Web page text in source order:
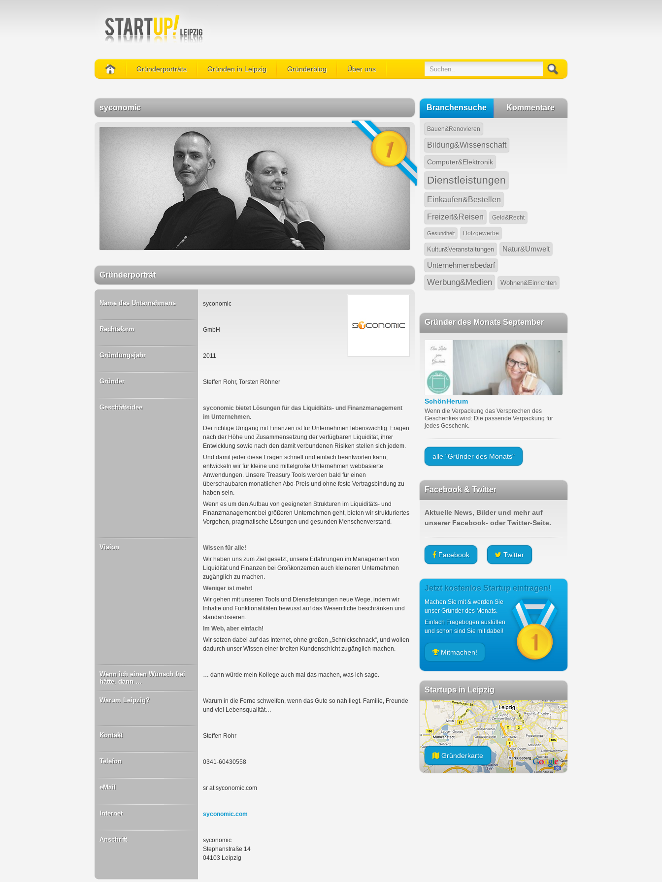
Gründerporträts Gründen in Leipzig Gründerblog Über uns
syconomic
Gründerporträt
Name des Unternehmens syconomic
Rechtsform GmbH
Gründungsjahr 2011
Gründer Steffen Rohr, Torsten Röhner
Geschäftsidee
syconomic bietet Lösungen für das Liquiditäts- und Finanzmanagement
im Unternehmen.
Der richtige Umgang mit Finanzen ist für Unternehmen lebenswichtig. Fragen
nach der Höhe und Zusammensetzung der verfügbaren Liquidität, ihrer
Entwicklung sowie nach den damit verbundenen Risiken stellen sich jedem.
Und damit jeder diese Fragen schnell und einfach beantworten kann,
entwickeln wir für kleine und mittelgroße Unternehmen webbasierte
Anwendungen. Unsere Treasury Tools werden bald für einen
überschaubaren monatlichen Abo-Preis und ohne feste Vertragsbindung zu
haben sein.
Wenn es um den Aufbau von geeigneten Strukturen im Liquiditäts- und
Finanzmanagement bei größeren Unternehmen geht, bieten wir strukturiertes
Vorgehen, pragmatische Lösungen und gesunden Menschenverstand.
Vision
Wissen für alle!
Wir haben uns zum Ziel gesetzt, unsere Erfahrungen im Management von
Liquidität und Finanzen bei Großkonzernen auch kleineren Unternehmen
zugänglich zu machen.
Weniger ist mehr!
Wir gehen mit unseren Tools und Dienstleistungen neue Wege, indem wir
Inhalte und Funktionalitäten bewusst auf das Wesentliche beschränken und
standardisieren.
Im Web, aber einfach!
Wir setzen dabei auf das Internet, ohne großen „Schnickschnack“, und wollen
dadurch unser Wissen einer breiten Kundenschicht zugänglich machen.
Wenn ich einen Wunsch frei
hätte, dann …
… dann würde mein Kollege auch mal das machen, was ich sage.
Warum Leipzig?
Warum in die Ferne schweifen, wenn das Gute so nah liegt. Familie, Freunde
und viel Lebensqualität…
Kontakt Steffen Rohr
Telefon 0341-60430558
eMail sr at syconomic.com
Internet syconomic.com
Anschrift
syconomic
Stephanstraße 14
04103 Leipzig
Branchensuche Kommentare
Bauen&Renovieren
Bildung&Wissenschaft
Computer&Elektronik
Dienstleistungen
Einkaufen&Bestellen
Freizeit&Reisen Geld&Recht
Gesundheit Holzgewerbe
Kultur&Veranstaltungen Natur&Umwelt
Unternehmensbedarf
Werbung&Medien Wohnen&Einrichten
Gründer des Monats September
SchönHerum
Wenn die Verpackung das Versprechen des
Geschenkes wird: Die passende Verpackung für
jedes Geschenk.
alle "Gründer des Monats"
Facebook & Twitter
Aktuelle News, Bilder und mehr auf
unserer Facebook- oder Twitter-Seite.
Facebook Twitter
Jetzt kostenlos Startup eintragen!
Machen Sie mit & werden Sie
unser Gründer des Monats.
Einfach Fragebogen ausfüllen
und schon sind Sie mit dabei!
Mitmachen!
Startups in Leipzig
Gründerkarte